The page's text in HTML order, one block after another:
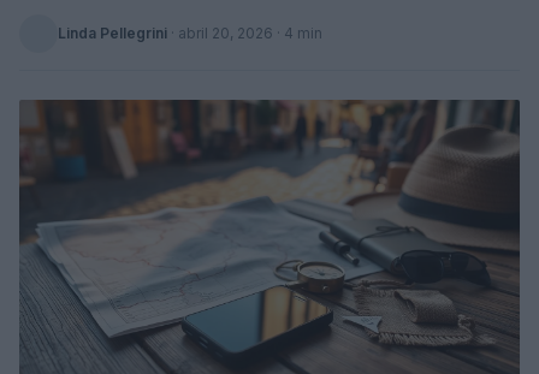
Linda Pellegrini · abril 20, 2026 · 4 min